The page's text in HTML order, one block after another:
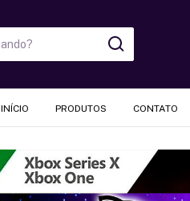
INÍCIO PRODUTOS CONTATO